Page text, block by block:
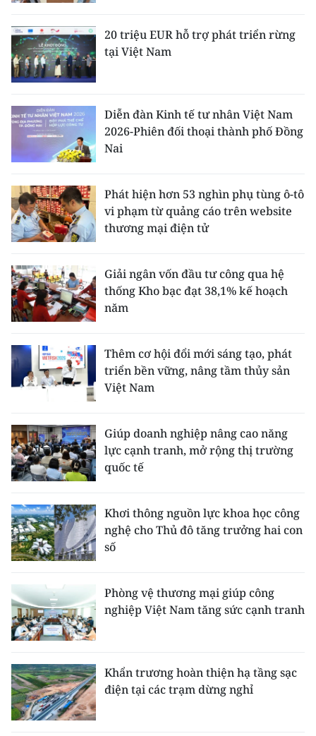
20 triệu EUR hỗ trợ phát triển rừng
tại Việt Nam
Diễn đàn Kinh tế tư nhân Việt Nam
2026-Phiên đối thoại thành phố Đồng
Nai
Phát hiện hơn 53 nghìn phụ tùng ô-tô
vi phạm từ quảng cáo trên website
thương mại điện tử
Giải ngân vốn đầu tư công qua hệ
thống Kho bạc đạt 38,1% kế hoạch
năm
Thêm cơ hội đổi mới sáng tạo, phát
triển bền vững, nâng tầm thủy sản
Việt Nam
Giúp doanh nghiệp nâng cao năng
lực cạnh tranh, mở rộng thị trường
quốc tế
Khơi thông nguồn lực khoa học công
nghệ cho Thủ đô tăng trưởng hai con
số
Phòng vệ thương mại giúp công
nghiệp Việt Nam tăng sức cạnh tranh
Khẩn trương hoàn thiện hạ tầng sạc
điện tại các trạm dừng nghỉ